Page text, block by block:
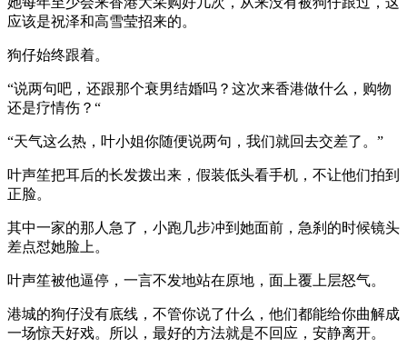
应该是祝泽和高雪莹招来的。
狗仔始终跟着。
“说两句吧，还跟那个衰男结婚吗？这次来香港做什么，购物
还是疗情伤？“
“天气这么热，叶小姐你随便说两句，我们就回去交差了。”
叶声笙把耳后的长发拨出来，假装低头看手机，不让他们拍到
正脸。
其中一家的那人急了，小跑几步冲到她面前，急刹的时候镜头
差点怼她脸上。
叶声笙被他逼停，一言不发地站在原地，面上覆上层怒气。
港城的狗仔没有底线，不管你说了什么，他们都能给你曲解成
一场惊天好戏。所以，最好的方法就是不回应，安静离开。